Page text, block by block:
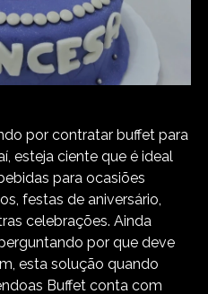
por contratar buffet para
esteja ciente que é ideal
para ocasiões
festas de aniversário,
celebrações. Ainda
por que deve
esta solução quando
Buffet conta com